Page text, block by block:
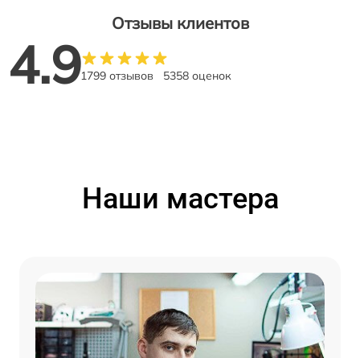
Отзывы клиентов
4.91799 отзывов 5358 оценок
Наши мастера